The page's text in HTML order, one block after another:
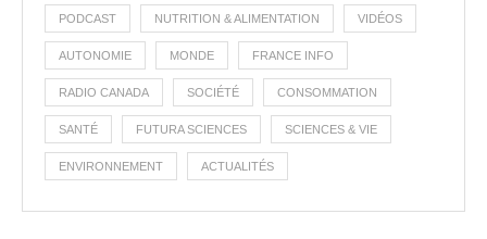
PODCAST NUTRITION & ALIMENTATION VIDÉOS
AUTONOMIE MONDE FRANCE INFO
RADIO CANADA SOCIÉTÉ CONSOMMATION
SANTÉ FUTURA SCIENCES SCIENCES & VIE
ENVIRONNEMENT ACTUALITÉS